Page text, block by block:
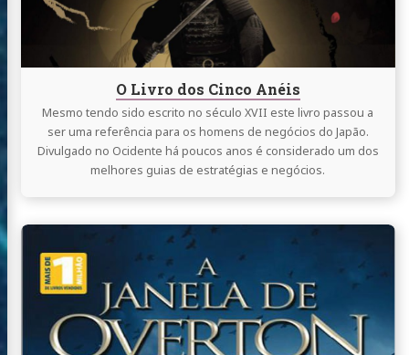
O Livro dos Cinco Anéis
Mesmo tendo sido escrito no século XVII este livro passou a
ser uma referência para os homens de negócios do Japão.
Divulgado no Ocidente há poucos anos é considerado um dos
melhores guias de estratégias e negócios.
Anéis
Continue
reading